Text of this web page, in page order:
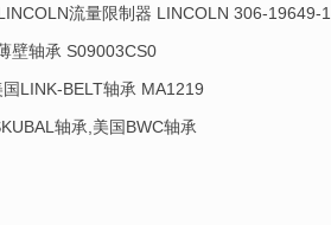
流量限制器 LINCOLN 306-19649-1
壁轴承 S09003CS0
LINK-BELT轴承 MA1219
轴承,美国BWC轴承